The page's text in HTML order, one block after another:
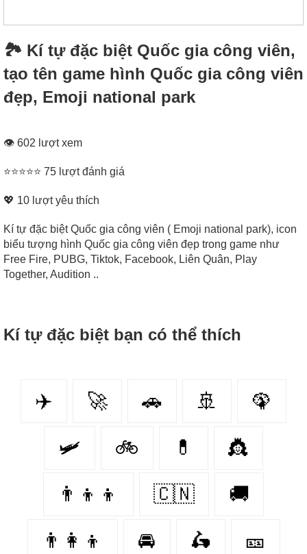
🏞 Kí tự đặc biệt Quốc gia công viên,
tạo tên game hình Quốc gia công viên
đẹp, Emoji national park
👁 602 lượt xem
⭐⭐⭐⭐⭐ 75 lượt đánh giá
💖 10 lượt yêu thích
Kí tự đặc biệt Quốc gia công viên ( Emoji national park), icon
biểu tượng hình Quốc gia công viên đẹp trong game như
Free Fire, PUBG, Tiktok, Facebook, Liên Quân, Play
Together, Audition ..
Kí tự đặc biệt bạn có thể thích
✈️ 🚀 🚗 🚢 🦚
🛩 🚲 💊 👸
👨‍👦‍👦 🇨🇳 🚚
👨‍👩‍👦 🚘 🛵 🎫